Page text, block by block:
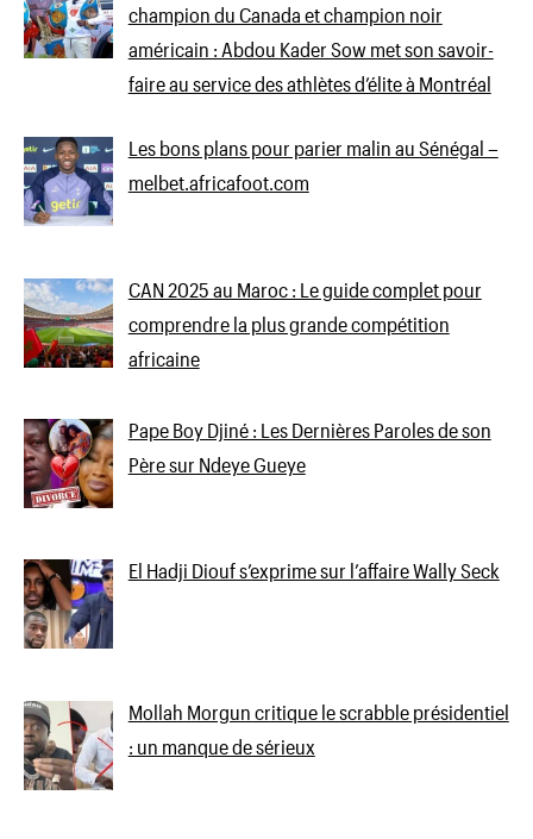
champion du Canada et champion noir
américain : Abdou Kader Sow met son savoir-
faire au service des athlètes d’élite à Montréal
Les bons plans pour parier malin au Sénégal –
melbet.africafoot.com
CAN 2025 au Maroc : Le guide complet pour
comprendre la plus grande compétition
africaine
Pape Boy Djiné : Les Dernières Paroles de son
Père sur Ndeye Gueye
El Hadji Diouf s’exprime sur l’affaire Wally Seck
Mollah Morgun critique le scrabble présidentiel
: un manque de sérieux